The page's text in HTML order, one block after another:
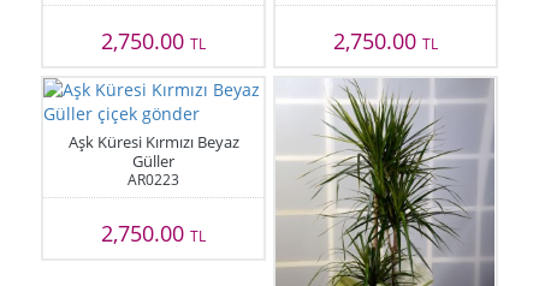
2,750.00TL 2,750.00 TL
Aşk Küresi Kırmızı Beyaz
Güller
AR0223
2,750.00TL